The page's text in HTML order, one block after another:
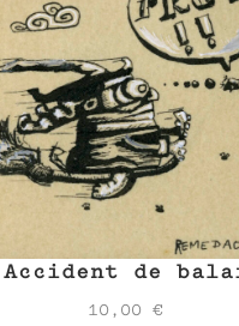
Accident de
10,00€